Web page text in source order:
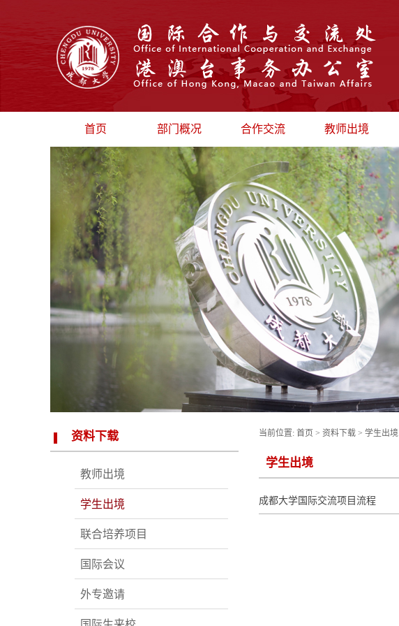
首页 部门概况
部门介绍
部门领导
机构设置
合作交流
校际交流
汉语国际推广
教师出境
出国公示
最新动态
短期访问
出境研修
资料下载
教师出境
学生出境
联合培养项目
国际会议
外专邀请
当前位置: 首页 > 资料下载 > 学生出境
学生出境
成都大学国际交流项目流程